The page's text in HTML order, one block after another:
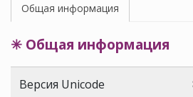
Общая информация
✳ Общая информация
Версия Unicode